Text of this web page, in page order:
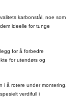
karbonstål, noe som
ideelle for tunge
for å forbedre
for utendørs og
i å rotere under montering,
verdifull i